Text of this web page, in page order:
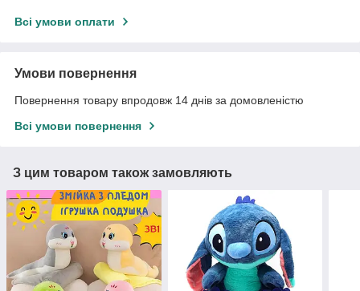
Всі умови оплати
Умови повернення
Повернення товару впродовж 14 днів за домовленістю
Всі умови повернення
З цим товаром також замовляють